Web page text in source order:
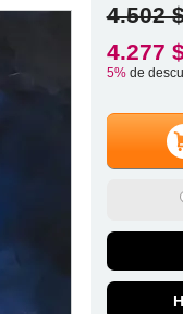
4.502
4.277
5%de